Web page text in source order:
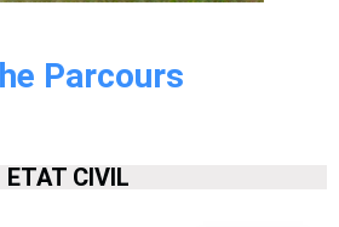
Parcours
ETAT CIVIL